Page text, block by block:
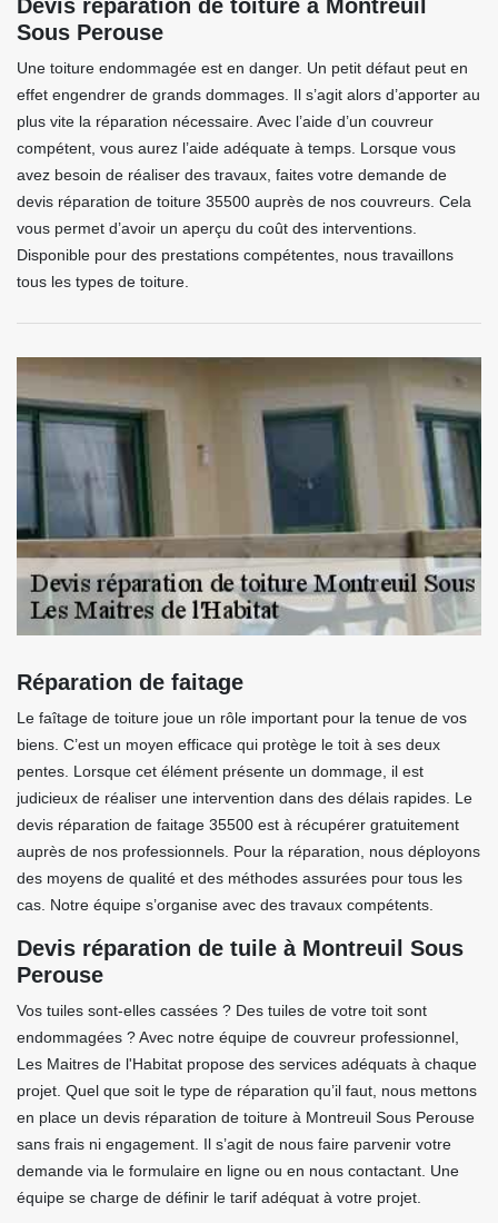
Devis réparation de toiture à Montreuil
Sous Perouse
Une toiture endommagée est en danger. Un petit défaut peut en
effet engendrer de grands dommages. Il s’agit alors d’apporter au
plus vite la réparation nécessaire. Avec l’aide d’un couvreur
compétent, vous aurez l’aide adéquate à temps. Lorsque vous
avez besoin de réaliser des travaux, faites votre demande de
devis réparation de toiture 35500 auprès de nos couvreurs. Cela
vous permet d’avoir un aperçu du coût des interventions.
Disponible pour des prestations compétentes, nous travaillons
tous les types de toiture.
Réparation de faitage
Le faîtage de toiture joue un rôle important pour la tenue de vos
biens. C’est un moyen efficace qui protège le toit à ses deux
pentes. Lorsque cet élément présente un dommage, il est
judicieux de réaliser une intervention dans des délais rapides. Le
devis réparation de faitage 35500 est à récupérer gratuitement
auprès de nos professionnels. Pour la réparation, nous déployons
des moyens de qualité et des méthodes assurées pour tous les
cas. Notre équipe s’organise avec des travaux compétents.
Devis réparation de tuile à Montreuil Sous
Perouse
Vos tuiles sont-elles cassées ? Des tuiles de votre toit sont
endommagées ? Avec notre équipe de couvreur professionnel,
Les Maitres de l'Habitat propose des services adéquats à chaque
projet. Quel que soit le type de réparation qu’il faut, nous mettons
en place un devis réparation de toiture à Montreuil Sous Perouse
sans frais ni engagement. Il s’agit de nous faire parvenir votre
demande via le formulaire en ligne ou en nous contactant. Une
équipe se charge de définir le tarif adéquat à votre projet.